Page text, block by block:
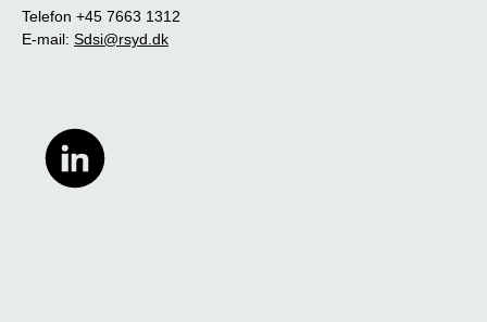
Telefon +45 7663 1312
E-mail: Sdsi@rsyd.dk